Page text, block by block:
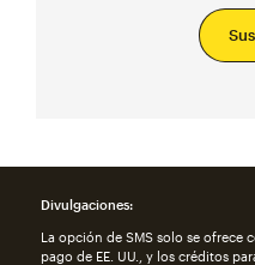
Divulgaciones:
La opción de SMS solo se ofrece
pago de EE. UU., y los créditos